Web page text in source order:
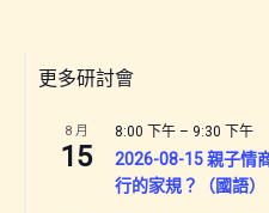
更多研討會
8 月
15
8:00 下午 – 9:30 下午
2026-08-15 親子情
行的家規？（國語）